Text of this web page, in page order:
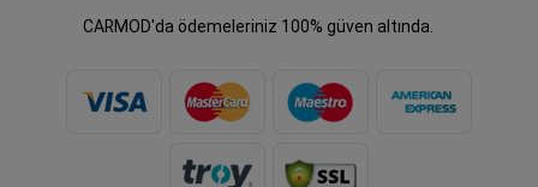
CARMOD'da ödemeleriniz 100% güven altında.